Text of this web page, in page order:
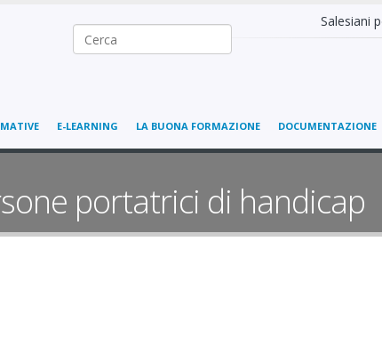
Salesiani
Ricerca nel sito
E-LEARNING LA BUONA FORMAZIONE DOCUMENTAZIONE
portatrici di handicap